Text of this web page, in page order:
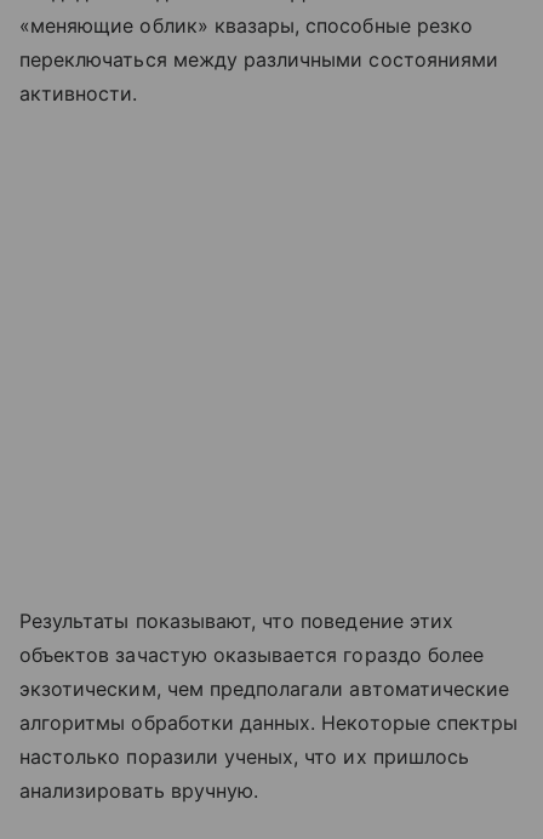
«меняющие облик» квазары, способные резко
переключаться между различными состояниями
активности.
Результаты показывают, что поведение этих
объектов зачастую оказывается гораздо более
экзотическим, чем предполагали автоматические
алгоритмы обработки данных. Некоторые спектры
настолько поразили ученых, что их пришлось
анализировать вручную.